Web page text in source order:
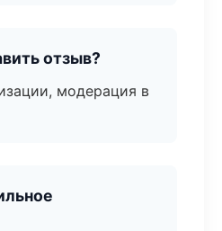
отзыв?
модерация в